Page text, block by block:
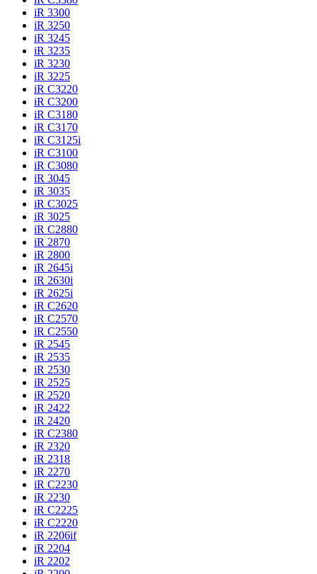
iR 3300
iR 3250
iR 3245
iR 3235
iR 3230
iR 3225
iR C3220
iR C3200
iR C3180
iR C3170
iR C3125i
iR C3100
iR C3080
iR 3045
iR 3035
iR C3025
iR 3025
iR C2880
iR 2870
iR 2800
iR 2645i
iR 2630i
iR 2625i
iR C2620
iR C2570
iR C2550
iR 2545
iR 2535
iR 2530
iR 2525
iR 2520
iR 2422
iR 2420
iR C2380
iR 2320
iR 2318
iR 2270
iR C2230
iR 2230
iR C2225
iR C2220
iR 2206if
iR 2204
iR 2202